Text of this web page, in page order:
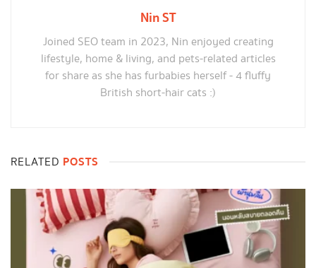
Nin ST
Joined SEO team in 2023, Nin enjoyed creating
lifestyle, home & living, and pets-related articles
for share as she has furbabies herself - 4 fluffy
British short-hair cats :)
RELATED POSTS